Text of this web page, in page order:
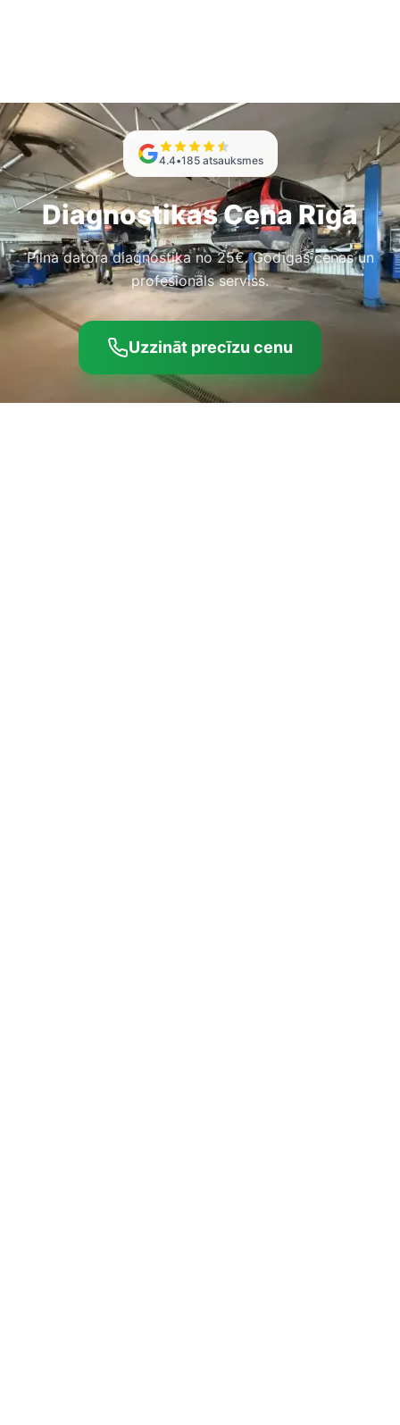
4.4•185 atsauksmes
Diagnostikas Cena Rīgā
Pilna datora diagnostika no 25€. Godīgas cenas un
profesionāls serviss.
Uzzināt precīzu cenu